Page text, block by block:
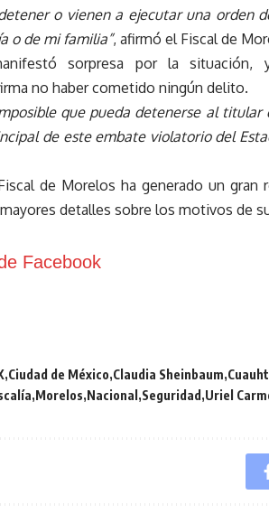
o vienen a ejecutar una orden
o de mi familia”, afirmó el Fiscal de
sorpresa por la
no haber cometido ningún delito.
que pueda detenerse al
de este embate violatorio del
de Morelos ha generado un gran
detalles sobre los motivos de
Facebook
Ciudad de México Claudia Sheinbaum
Morelos Nacional Seguridad Uriel